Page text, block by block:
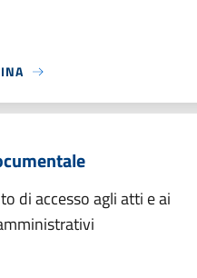
di accesso agli atti e ai